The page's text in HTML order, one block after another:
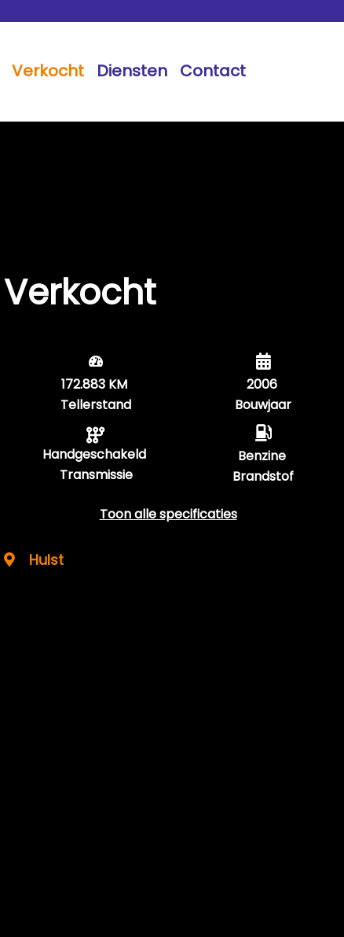
Verkocht Diensten Contact
Verkocht
172.883 KM
Tellerstand
Handgeschakeld
Transmissie
2006
Bouwjaar
Benzine
Brandstof
Toon alle specificaties
Hulst